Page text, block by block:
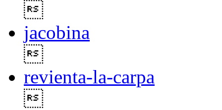
jacobina
revienta-la-carpa